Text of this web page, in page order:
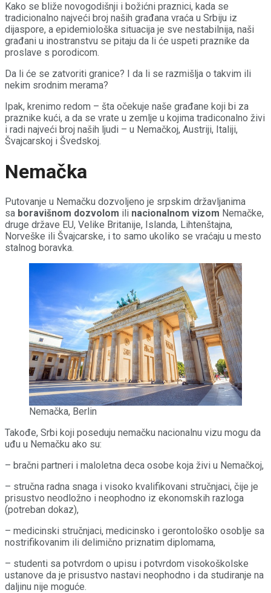
Kako se bliže novogodišnji i božićni praznici, kada se
tradicionalno najveći broj naših građana vraća u Srbiju iz
dijaspore, a epidemiološka situacija je sve nestabilnija, naši
građani u inostranstvu se pitaju da li će uspeti praznike da
proslave s porodicom.
Da li će se zatvoriti granice? I da li se razmišlja o takvim ili
nekim srodnim merama?
Ipak, krenimo redom – šta očekuje naše građane koji bi za
praznike kući, a da se vrate u zemlje u kojima tradiconalno živi
i radi najveći broj naših ljudi – u Nemačkoj, Austriji, Italiji,
Švajcarskoj i Švedskoj.
Nemačka
Putovanje u Nemačku dozvoljeno je srpskim državljanima
sa boravišnom dozvolom ili nacionalnom vizom Nemačke,
druge države EU, Velike Britanije, Islanda, Lihtenštajna,
Norveške ili Švajcarske, i to samo ukoliko se vraćaju u mesto
stalnog boravka.
Nemačka, Berlin
Takođe, Srbi koji poseduju nemačku nacionalnu vizu mogu da
uđu u Nemačku ako su:
– bračni partneri i maloletna deca osobe koja živi u Nemačkoj,
– stručna radna snaga i visoko kvalifikovani stručnjaci, čije je
prisustvo neodložno i neophodno iz ekonomskih razloga
(potreban dokaz),
– medicinski stručnjaci, medicinsko i gerontološko osoblje sa
nostrifikovanim ili delimično priznatim diplomama,
– studenti sa potvrdom o upisu i potvrdom visokoškolske
ustanove da je prisustvo nastavi neophodno i da studiranje na
daljinu nije moguće.